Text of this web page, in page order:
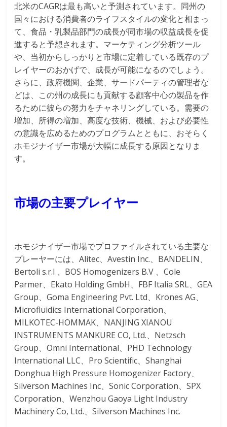
北米のCAGRは最も高いと予測されています。同州の
国々における消費者のライフスタイルの変化と相まっ
て、食品・乳製品部門の成長が同市場の収益成長を促
進すると予想されます。マーケティング分析ツール
や、当初からしっかりと市場に定着している既存のプ
レイヤーのおかげで、成長が可能になるのでしょう。
さらに、政府機関、企業、サードパーティの管理者な
どは、この州の成長にも貢献する顧客中心の製品を作
るために彼らの努力をチャネリングしている。需要の
増加、所得の増加、高度な技術、機械、および必要性
の意識を広めるためのプログラムとともに、おそらく
ホモジナイザー市場が大幅に成長する原因となりま
す。
市場の主要プレイヤー
ホモジナイザー市場でプロファイルされている主要な
プレーヤーには、Alitec、Avestin Inc.、BANDELIN、
Bertoli s.r.l 、BOS Homogenizers B.V 、Cole
Parmer、Ekato Holding GmbH、FBF Italia SRL、GEA
Group、Goma Engineering Pvt. Ltd、Krones AG、
Microfluidics International Corporation、
MILKOTEC-HOMMAK、NANJING XIANOU
INSTRUMENTS MANKURE CO, Ltd.、Netzsch
Group、Omni International、PHD Technology
International LLC、Pro Scientific、Shanghai
Donghua High Pressure Homogenizer Factory、
Silverson Machines Inc、Sonic Corporation、SPX
Corporation、Wenzhou Gaoya Light Industry
Machinery Co, Ltd.、Silverson Machines Inc.